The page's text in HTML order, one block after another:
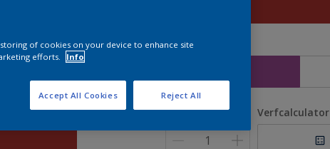
Grootte
Aantal Verfcalculator
of cookies on your device to enhance site
efforts.
Info
Reject All
Accept All Cookies